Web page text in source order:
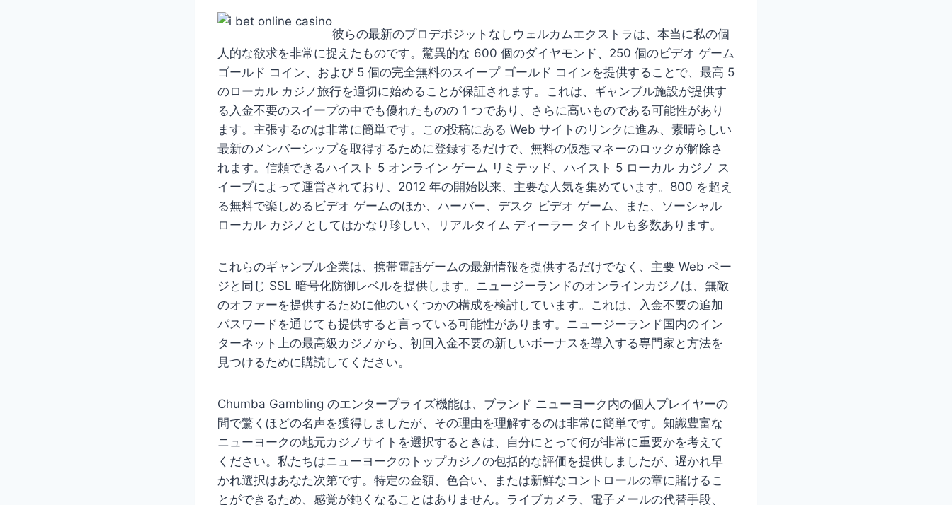
彼らの最新のプロデポジットなしウェルカムエクストラは、本当に私の個
人的な欲求を非常に捉えたものです。驚異的な 600 個のダイヤモンド、250 個のビデオ ゲーム
ゴールド コイン、および 5 個の完全無料のスイープ ゴールド コインを提供することで、最高 5
のローカル カジノ旅行を適切に始めることが保証されます。これは、ギャンブル施設が提供す
る入金不要のスイープの中でも優れたものの 1 つであり、さらに高いものである可能性があり
ます。主張するのは非常に簡単です。この投稿にある Web サイトのリンクに進み、素晴らしい
最新のメンバーシップを取得するために登録するだけで、無料の仮想マネーのロックが解除さ
れます。信頼できるハイスト 5 オンライン ゲーム リミテッド、ハイスト 5 ローカル カジノ ス
イープによって運営されており、2012 年の開始以来、主要な人気を集めています。800 を超え
る無料で楽しめるビデオ ゲームのほか、ハーバー、デスク ビデオ ゲーム、また、ソーシャル
ローカル カジノとしてはかなり珍しい、リアルタイム ディーラー タイトルも多数あります。
これらのギャンブル企業は、携帯電話ゲームの最新情報を提供するだけでなく、主要 Web ペー
ジと同じ SSL 暗号化防御レベルを提供します。ニュージーランドのオンラインカジノは、無敵
のオファーを提供するために他のいくつかの構成を検討しています。これは、入金不要の追加
パスワードを通じても提供すると言っている可能性があります。ニュージーランド国内のイン
ターネット上の最高級カジノから、初回入金不要の新しいボーナスを導入する専門家と方法を
見つけるために購読してください。
Chumba Gambling のエンタープライズ機能は、ブランド ニューヨーク内の個人プレイヤーの
間で驚くほどの名声を獲得しましたが、その理由を理解するのは非常に簡単です。知識豊富な
ニューヨークの地元カジノサイトを選択するときは、自分にとって何が非常に重要かを考えて
ください。私たちはニューヨークのトップカジノの包括的な評価を提供しましたが、遅かれ早
かれ選択はあなた次第です。特定の金額、色合い、または新鮮なコントロールの章に賭けるこ
とができるため、感覚が鈍くなることはありません。ライブカメラ、電子メールの代替手段、